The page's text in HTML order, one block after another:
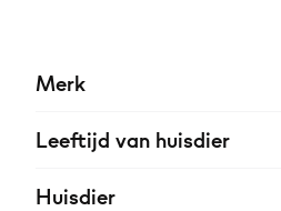
Merk
Leeftijd van huisdier
Huisdier